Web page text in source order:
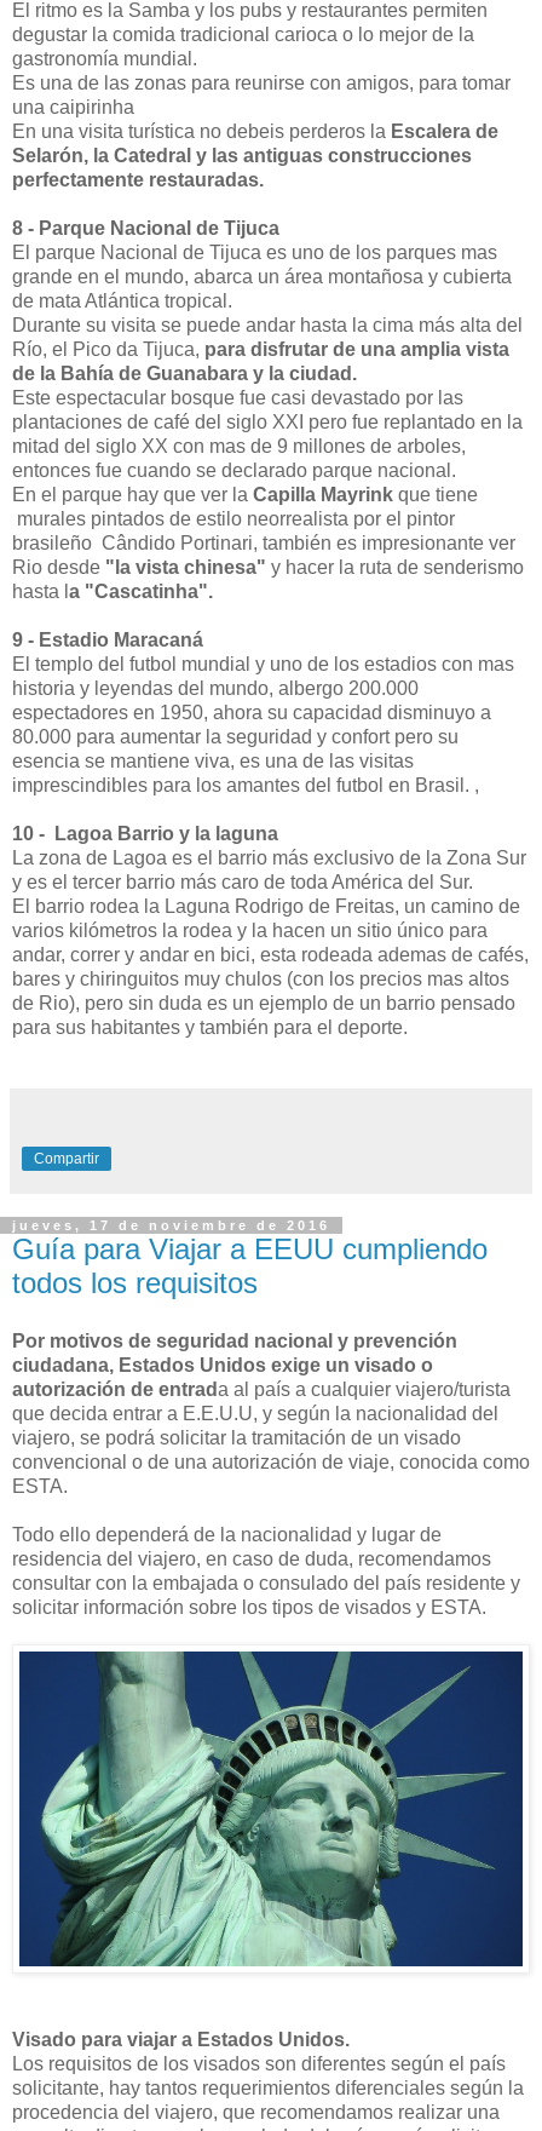
El ritmo es la Samba y los pubs y restaurantes permiten
degustar la comida tradicional carioca o lo mejor de la
gastronomía mundial.
Es una de las zonas para reunirse con amigos, para tomar
una caipirinha
En una visita turística no debeis perderos la Escalera de
Selarón, la Catedral y las antiguas construcciones
perfectamente restauradas.
8 - Parque Nacional de Tijuca
El parque Nacional de Tijuca es uno de los parques mas
grande en el mundo, abarca un área montañosa y cubierta
de mata Atlántica tropical.
Durante su visita se puede andar hasta la cima más alta del
Río, el Pico da Tijuca, para disfrutar de una amplia vista
de la Bahía de Guanabara y la ciudad.
Este espectacular bosque fue casi devastado por las
plantaciones de café del siglo XXI pero fue replantado en la
mitad del siglo XX con mas de 9 millones de arboles,
entonces fue cuando se declarado parque nacional.
En el parque hay que ver la Capilla Mayrink que tiene
murales pintados de estilo neorrealista por el pintor
brasileño Cândido Portinari, también es impresionante ver
Rio desde "la vista chinesa" y hacer la ruta de senderismo
hasta l a "Cascatinha".
9 - Estadio Maracaná
El templo del futbol mundial y uno de los estadios con mas
historia y leyendas del mundo, albergo 200.000
espectadores en 1950, ahora su capacidad disminuyo a
80.000 para aumentar la seguridad y confort pero su
esencia se mantiene viva, es una de las visitas
imprescindibles para los amantes del futbol en Brasil. ,
10 - Lagoa Barrio y la laguna
La zona de Lagoa es el barrio más exclusivo de la Zona Sur
y es el tercer barrio más caro de toda América del Sur.
El barrio rodea la Laguna Rodrigo de Freitas, un camino de
varios kilómetros la rodea y la hacen un sitio único para
andar, correr y andar en bici, esta rodeada ademas de cafés,
bares y chiringuitos muy chulos (con los precios mas altos
de Rio), pero sin duda es un ejemplo de un barrio pensado
para sus habitantes y también para el deporte.
Compartir
jueves, 17 de noviembre de 2016
Guía para Viajar a EEUU cumpliendo
todos los requisitos
Por motivos de seguridad nacional y prevención
ciudadana, Estados Unidos exige un visado o
autorización de entrada al país a cualquier viajero/turista
que decida entrar a E.E.U.U, y según la nacionalidad del
viajero, se podrá solicitar la tramitación de un visado
convencional o de una autorización de viaje, conocida como
ESTA.
Todo ello dependerá de la nacionalidad y lugar de
residencia del viajero, en caso de duda, recomendamos
consultar con la embajada o consulado del país residente y
solicitar información sobre los tipos de visados y ESTA.
Visado para viajar a Estados Unidos.
Los requisitos de los visados son diferentes según el país
solicitante, hay tantos requerimientos diferenciales según la
procedencia del viajero, que recomendamos realizar una